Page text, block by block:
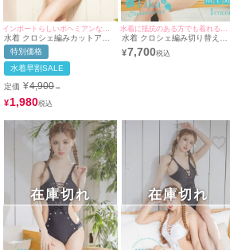
水着 クロシェ編みカットアウ
トフリンジモノキニホルターネ
ックビキニ
特別価格
水着早割SALE
定価 ¥4,900→
¥1,980
水着 クロシェ編み切り替えモ
ノキニガーリーワンピース体型
カバーホルターネックビキニ
¥7,700
在庫切れ 在庫切れ